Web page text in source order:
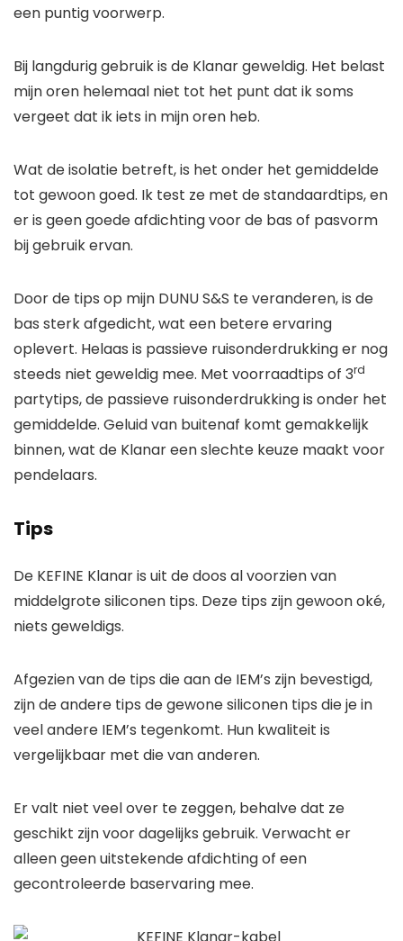
een puntig voorwerp.
Bij langdurig gebruik is de Klanar geweldig. Het belast
mijn oren helemaal niet tot het punt dat ik soms
vergeet dat ik iets in mijn oren heb.
Wat de isolatie betreft, is het onder het gemiddelde
tot gewoon goed. Ik test ze met de standaardtips, en
er is geen goede afdichting voor de bas of pasvorm
bij gebruik ervan.
Door de tips op mijn DUNU S&S te veranderen, is de
bas sterk afgedicht, wat een betere ervaring
oplevert. Helaas is passieve ruisonderdrukking er nog
steeds niet geweldig mee. Met voorraadtips of 3rd
partytips, de passieve ruisonderdrukking is onder het
gemiddelde. Geluid van buitenaf komt gemakkelijk
binnen, wat de Klanar een slechte keuze maakt voor
pendelaars.
Tips
De KEFINE Klanar is uit de doos al voorzien van
middelgrote siliconen tips. Deze tips zijn gewoon oké,
niets geweldigs.
Afgezien van de tips die aan de IEM’s zijn bevestigd,
zijn de andere tips de gewone siliconen tips die je in
veel andere IEM’s tegenkomt. Hun kwaliteit is
vergelijkbaar met die van anderen.
Er valt niet veel over te zeggen, behalve dat ze
geschikt zijn voor dagelijks gebruik. Verwacht er
alleen geen uitstekende afdichting of een
gecontroleerde baservaring mee.